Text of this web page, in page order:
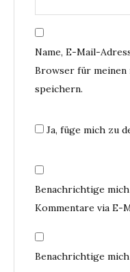
Name, E-Mail-
Browser für meinen
speichern.
Ja, füge mich zu
Benachrichtige
Kommentare via E-
Benachrichtige